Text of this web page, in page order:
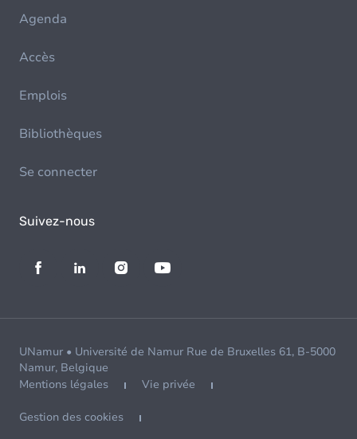
Agenda
Accès
Emplois
Bibliothèques
Se connecter
Suivez-nous
UNamur • Université de Namur Rue de Bruxelles 61, B-5000
Namur, Belgique
Mentions légales
Vie privée
Gestion des cookies